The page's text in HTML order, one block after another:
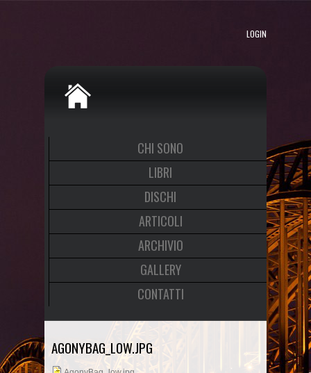
LOGIN
CHI SONO
LIBRI
DISCHI
ARTICOLI
ARCHIVIO
GALLERY
CONTATTI
AGONYBAG_LOW.JPG